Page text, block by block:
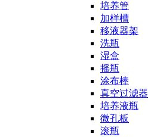
培养管
加样槽
移液器架
洗瓶
湿盒
摇瓶
涂布棒
真空过滤器
培养液瓶
微孔板
滚瓶